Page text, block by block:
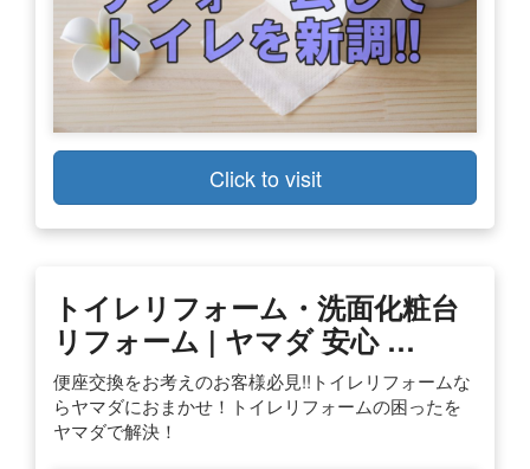
Click to visit
トイレリフォーム・洗面化粧台
リフォーム | ヤマダ 安心 …
便座交換をお考えのお客様必見!!トイレリフォームな
らヤマダにおまかせ！トイレリフォームの困ったを
ヤマダで解決！